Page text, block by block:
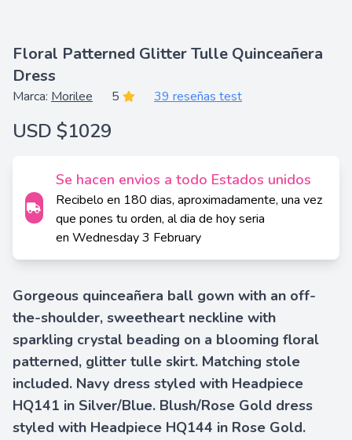
Floral Patterned Glitter Tulle Quinceañera
Dress
Marca: Morilee 5 39 reseñas test
USD $1029
Se hacen envios a todo Estados unidos
Recibelo en 180 dias, aproximadamente, una vez
que pones tu orden, al dia de hoy seria
en Wednesday 3 February
Gorgeous quinceañera ball gown with an off-
the-shoulder, sweetheart neckline with
sparkling crystal beading on a blooming floral
patterned, glitter tulle skirt. Matching stole
included. Navy dress styled with Headpiece
HQ141 in Silver/Blue. Blush/Rose Gold dress
styled with Headpiece HQ144 in Rose Gold.